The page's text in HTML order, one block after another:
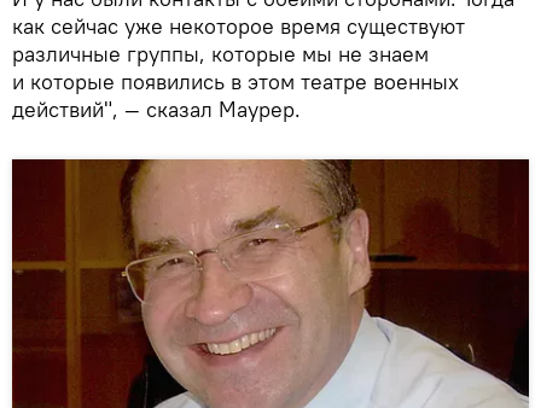
как сейчас уже некоторое время существуют
различные группы, которые мы не знаем
и которые появились в этом театре военных
действий", — сказал Маурер.